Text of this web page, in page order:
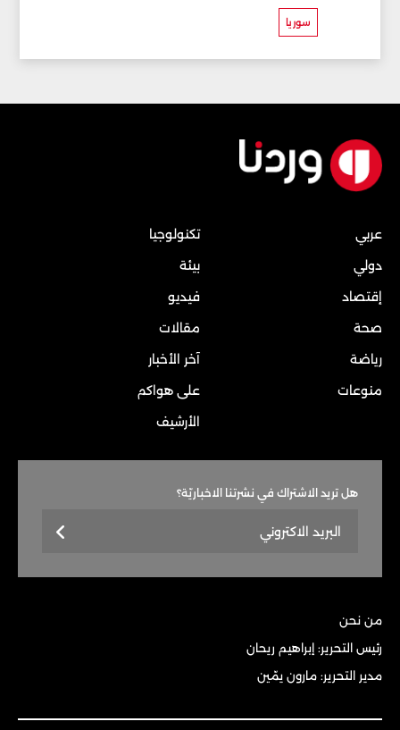
سوريا
عربي
دولي
إقتصاد
صحة
رياضة
منوعات
تكنولوجيا
بيئة
فيديو
مقالات
آخر الأخبار
على هواكم
الأرشيف
هل تريد الاشتراك في نشرتنا الاخباريّة؟
من نحن
رئيس التحرير: إبراهيم ريحان
مدير التحرير: مارون يمّين